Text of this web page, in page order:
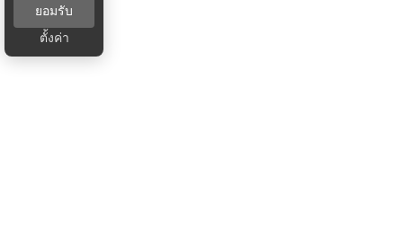
ยอมรับ
ตั้งค่า